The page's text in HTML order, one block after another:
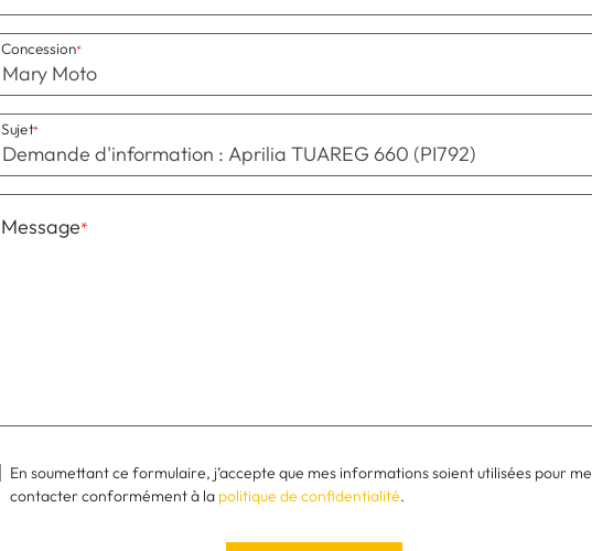
Mary Moto
Concession
Sujet
Message
En soumettant ce formulaire, j’accepte que mes informations soient utilisées pour me
contacter conformément à la politique de confidentialité.